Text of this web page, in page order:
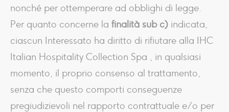
nonché per ottemperare ad obblighi di legge.
Per quanto concerne la finalità sub c) indicata,
ciascun Interessato ha diritto di rifiutare alla IHC
Italian Hospitality Collection Spa , in qualsiasi
momento, il proprio consenso al trattamento,
senza che questo comporti conseguenze
pregiudizievoli nel rapporto contrattuale e/o per